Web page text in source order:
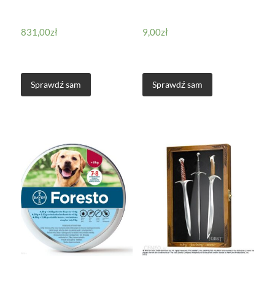
831,00zł
Sprawdź sam
9,00zł
Sprawdź sam